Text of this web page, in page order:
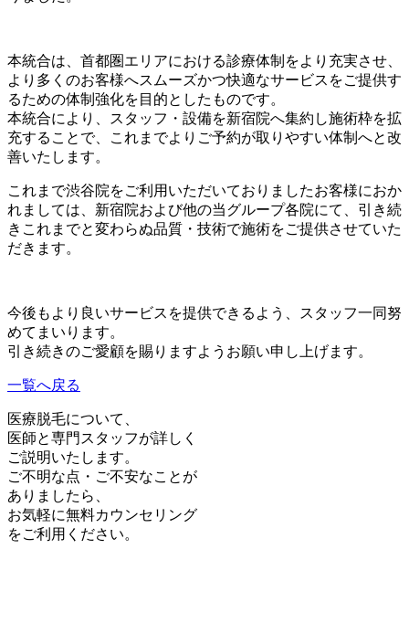
本統合は、首都圏エリアにおける診療体制をより充実させ、
より多くのお客様へスムーズかつ快適なサービスをご提供す
るための体制強化を目的としたものです。
本統合により、スタッフ・設備を新宿院へ集約し施術枠を拡
充することで、これまでよりご予約が取りやすい体制へと改
善いたします。
これまで渋谷院をご利用いただいておりましたお客様におか
れましては、新宿院および他の当グループ各院にて、引き続
きこれまでと変わらぬ品質・技術で施術をご提供させていた
だきます。
今後もより良いサービスを提供できるよう、スタッフ一同努
めてまいります。
引き続きのご愛顧を賜りますようお願い申し上げます。
一覧へ戻る
医療脱毛について、
医師と専門スタッフが詳しく
ご説明いたします。
ご不明な点・ご不安なことが
ありましたら、
お気軽に無料カウンセリング
をご利用ください。